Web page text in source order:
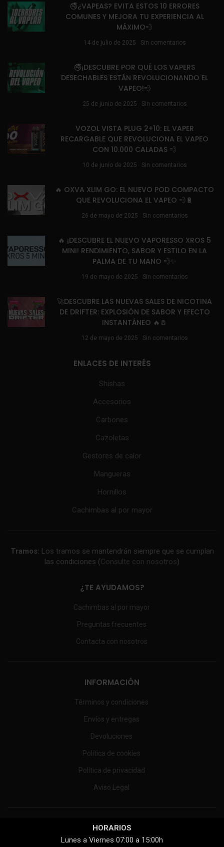
🚭¿VAPEAS? EVITA ESTOS 10 ERRORES
COMUNES Y MEJORA TU EXPERIENCIA AL
MÁXIMO💨
14 de julio de 2025 Sin comentarios
🚭¡DESCUBRE POR QUÉ LOS VAPERS
DESECHABLES ESTÁN REVOLUCIONANDO EL
VAPEO!💨
25 de junio de 2025 Sin comentarios
VOZOL VISTA PLUG 2+10: EL VAPER
RECARGABLE QUE REVOLUCIONA EL VAPEO
CON 10.000 CALADAS 💨
10 de junio de 2025 Sin comentarios
🔥 OXVA XLIM GO: EL NUEVO POD COMPACTO
QUE REVOLUCIONA EL VAPEO 💨🔋
26 de mayo de 2025 Sin comentarios
🔥 ¡DESCUBRE EL NUEVO VAPORESSO XROS 5
MINI! RENDIMIENTO, SABOR Y ESTILO EN LA
PALMA DE TU MANO 💨✨
19 de mayo de 2025 Sin comentarios
🚀DESCUBRE LAS NUEVAS SALES DE NICOTINA
DE DRIFTER: EXPLOSIÓN DE SABOR Y EFECTO
INSTANTÁNEO 🔥🧂
12 de mayo de 2025 Sin comentarios
ENLACES DE INTERÉS
Shishas
Accesorios
Carbones
Cazoletas
Gestores de calor
Mangueras
Hornillos
Cachimbas al por mayor
Tramos: Los tramos se mantendrán siempre que se cumplan
las condiciones (Consulte con nosotros)
¿TE AYUDAMOS?
Cachimbas al por mayor
Preguntas frecuentes
Contacta con nosotros
INFORMACIÓN
Términos y condiciones
Envíos y entregas
Devoluciones
Política de cookies
Política de privacidad
Aviso Legal
HORARIOS
Lunes a Viernes 07:00 a 15:00h